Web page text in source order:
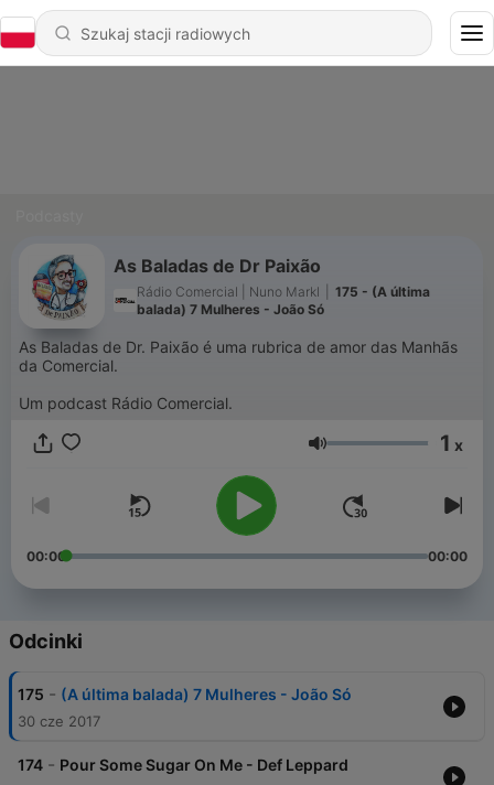
As Baladas de Dr Paixão
Rádio Comercial | Nuno Markl
175 - (A última
balada) 7 Mulheres - João Só
As Baladas de Dr. Paixão é uma rubrica de amor das Manhãs
da Comercial.
Um podcast Rádio Comercial.
Głośność 1 x
00:00 00:00
Odcinki
175 - (A última balada) 7 Mulheres - João Só
30 cze 2017
174 - Pour Some Sugar On Me - Def Leppard